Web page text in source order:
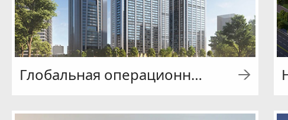
Глобальная операционная штаб-квартира Хэнли